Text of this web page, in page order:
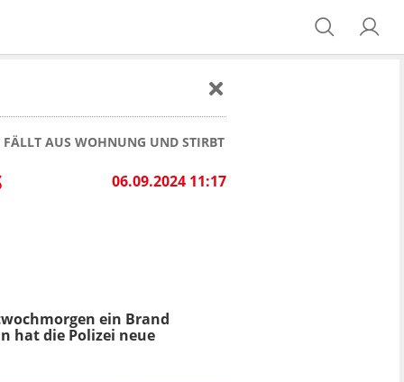
AUS WOHNUNG UND STIRBT
06.09.2024 11:17
ein Brand
hat die Polizei neue